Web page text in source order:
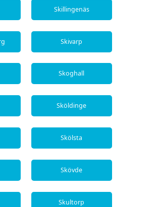
Skillingenäs
Skivarp
Skoghall
Sköldinge
Skölsta
Skövde
Skultorp